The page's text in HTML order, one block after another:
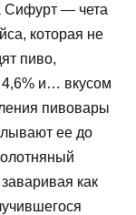
Сифурт — чета
которая не
пиво,
и… вкусом
пивовары
ее до
как